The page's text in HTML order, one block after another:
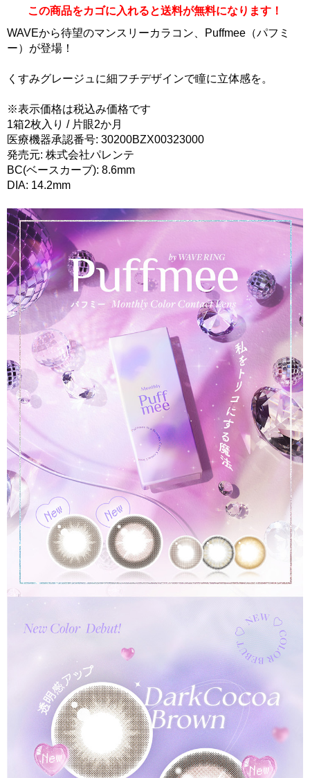
この商品をカゴに入れると送料が無料になります！
WAVEから待望のマンスリーカラコン、Puffmee（パフミ
ー）が登場！
くすみグレージュに細フチデザインで瞳に立体感を。
※表示価格は税込み価格です
1箱2枚入り / 片眼2か月
医療機器承認番号: 30200BZX00323000
発売元: 株式会社パレンテ
BC(ベースカーブ): 8.6mm
DIA: 14.2mm